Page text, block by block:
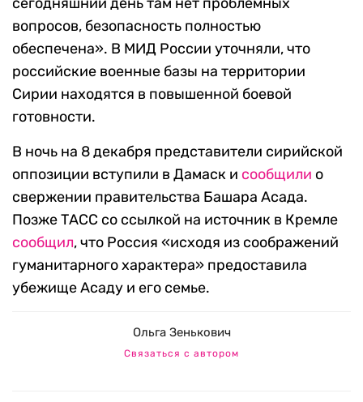
вопросов, безопасность полностью
обеспечена». В МИД России уточняли, что
российские военные базы на территории
Сирии находятся в повышенной боевой
готовности.
В ночь на 8 декабря представители сирийской
оппозиции вступили в Дамаск и сообщили о
свержении правительства Башара Асада.
Позже ТАСС со ссылкой на источник в Кремле
сообщил, что Россия «исходя из соображений
гуманитарного характера» предоставила
убежище Асаду и его семье.
Ольга Зенькович
Связаться с автором